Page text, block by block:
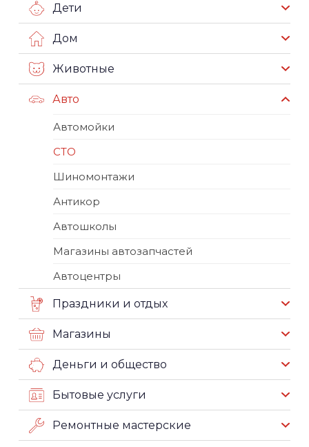
Дети
Дом
Животные
Авто
Автомойки
СТО
Шиномонтажи
Антикор
Автошколы
Магазины автозапчастей
Автоцентры
Праздники и отдых
Магазины
Деньги и общество
Бытовые услуги
Ремонтные мастерские